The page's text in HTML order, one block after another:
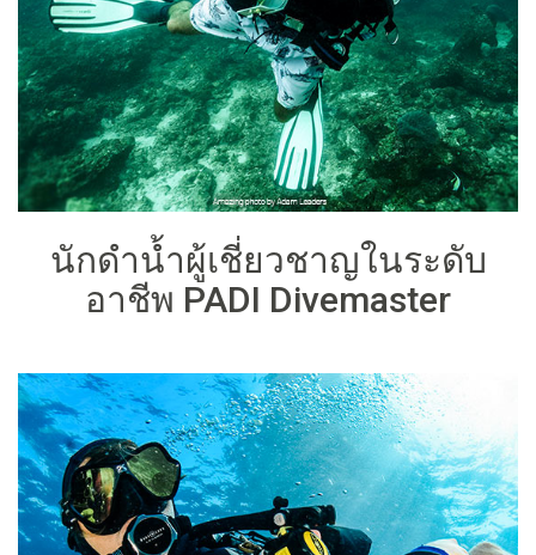
นักดำน้ำผู้เชี่ยวชาญในระดับ
อาชีพ PADI Divemaster